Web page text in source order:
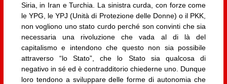
Siria, in Iran e Turchia. La sinistra curda, con forze come
le YPG, le YPJ (Unità di Protezione delle Donne) o il PKK,
non vogliono uno stato curdo perché son convinti che sia
necessaria una rivoluzione che vada al di là del
capitalismo e intendono che questo non sia possibile
attraverso “lo Stato”, che lo Stato sia qualcosa di
negativo in sé ed è contradditorio chiederne uno. Dunque
loro tendono a sviluppare delle forme di autonomia che